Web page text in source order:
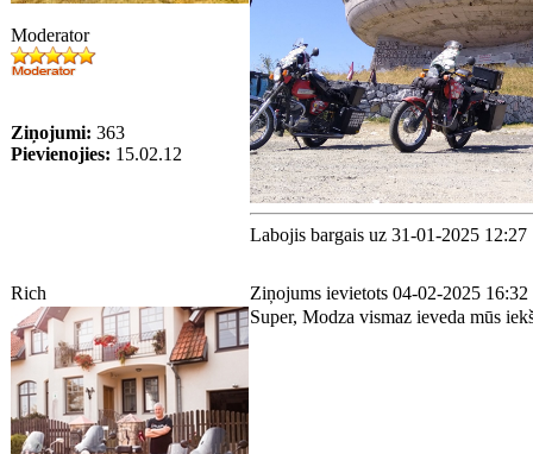
Moderator
Ziņojumi: 363
Pievienojies: 15.02.12
Labojis bargais uz 31-01-2025 12:27
Rich Ziņojums ievietots 04-02-2025 16:32
Super, Modza vismaz ieveda mūs